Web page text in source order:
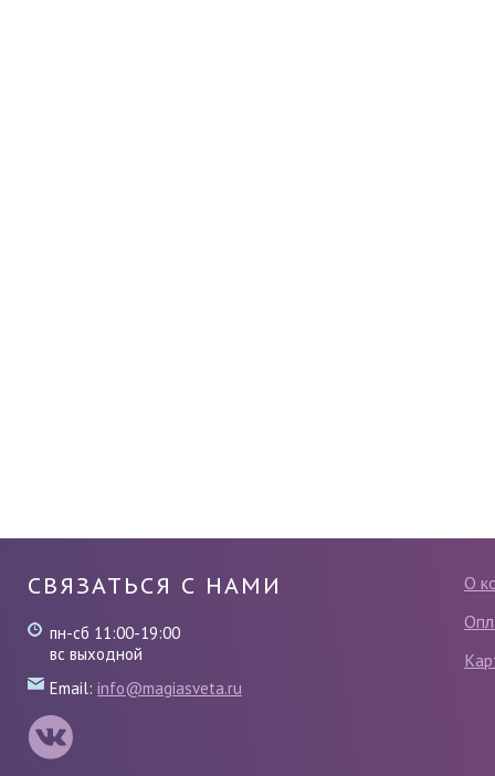
О
СВЯЗАТЬСЯ С НАМИ
пн-сб 11:00-19:00
вс выходной
Email: info@magiasveta.ru